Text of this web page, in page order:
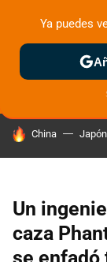
ZONA DE
HOY SE HABLA
China Japón
Un
caza
Ya puedes